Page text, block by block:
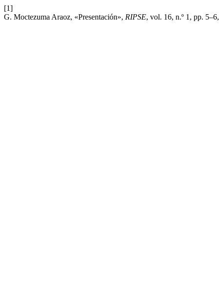
[1]
G. Moctezuma Araoz, «Presentación», RIPSE, vol. 16, n.º 1, pp.